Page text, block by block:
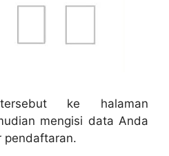
ke halaman
mengisi data Anda
pendaftaran.